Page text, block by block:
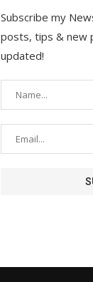
Subscribe my
posts, tips & new
updated!